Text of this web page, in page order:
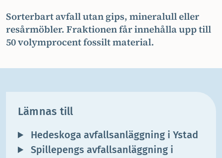
Sorterbart avfall utan gips, mineralull eller
resårmöbler. Fraktionen får innehålla upp till
50 volymprocent fossilt material.
Lämnas till
Hedeskoga avfallsanläggning i Ystad
Spillepengs avfallsanläggning i